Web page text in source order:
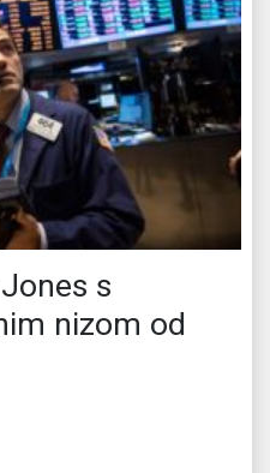
s
nizom od